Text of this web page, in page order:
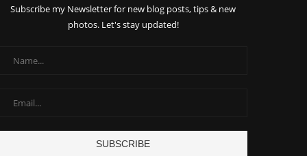
Subscribe my Newsletter for new blog posts, tips & new
photos. Let's stay updated!